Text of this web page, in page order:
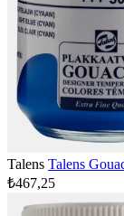
Talens Talens
₺467,25